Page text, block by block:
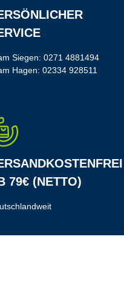
Siegen: 0271 4881494
Hagen: 02334 928511
79€ (NETTO)